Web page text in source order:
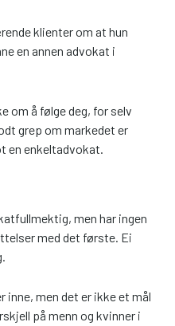
klienter om at hun
en annen advokat i
om å følge deg, for selv
grep om markedet er
enkeltadvokat.
men har ingen
med det første. Ei
inne, men det er ikke et mål
på menn og kvinner i